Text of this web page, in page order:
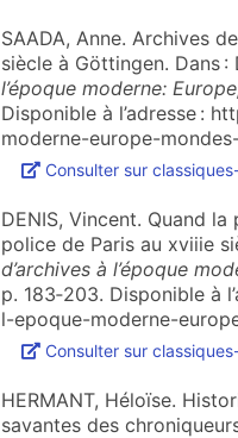
SAADA, Anne. Archives
siècle à Göttingen. Dans :
l’époque moderne:
Disponible à l’adresse :
moderne-europe-
Consulter sur
DENIS, Vincent. Quand
police de Paris au xviiie
d’archives à l’époque
p. 183‑203. Disponible à
l-epoque-moderne-
Consulter sur
HERMANT, Héloïse.
savantes des